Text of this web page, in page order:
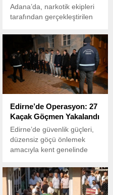
Adana’da, narkotik ekipleri
tarafından gerçekleştirilen
uyuşturucu madde
bulunduran bir araçtaki 3
şüpheli tutuklandı.
Edirne’de Operasyon: 27
Kaçak Göçmen Yakalandı
Edirne’de güvenlik güçleri,
düzensiz göçü önlemek
amacıyla kent genelinde
kapsamında 27 kaçak
göçmeni yakaladı.